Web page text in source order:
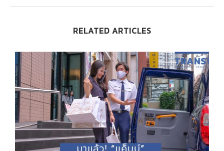
RELATED ARTICLES